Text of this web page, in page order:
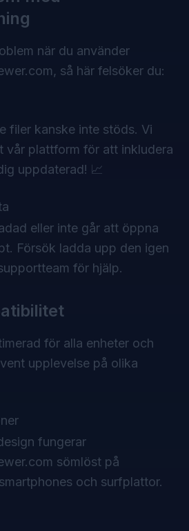
när du använder
så här felsöker du:
filer kanske inte stöds. Vi
vår plattform för att inkludera
uppdaterad! 📈
eller inte går att öppna
Försök ladda upp den igen
för hjälp.
för alla enheter och
upplevelse på olika
fungerar
sömlöst på
och surfplattor.